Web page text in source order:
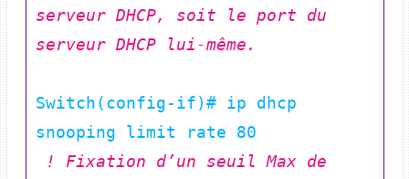
serveur DHCP, soit le port du
serveur DHCP lui-même.
Switch(config-if)# ip dhcp